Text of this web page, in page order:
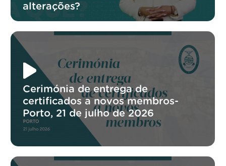
alterações?
Cerimónia de entrega de
certificados a novos membros-
Porto, 21 de julho de 2026